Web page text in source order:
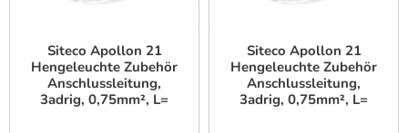
Siteco Apollon 21
Hengeleuchte Zubehör
Anschlussleitung,
3adrig, 0,75mm², L=
Siteco Apollon 21
Hengeleuchte Zubehör
Anschlussleitung,
3adrig, 0,75mm², L=